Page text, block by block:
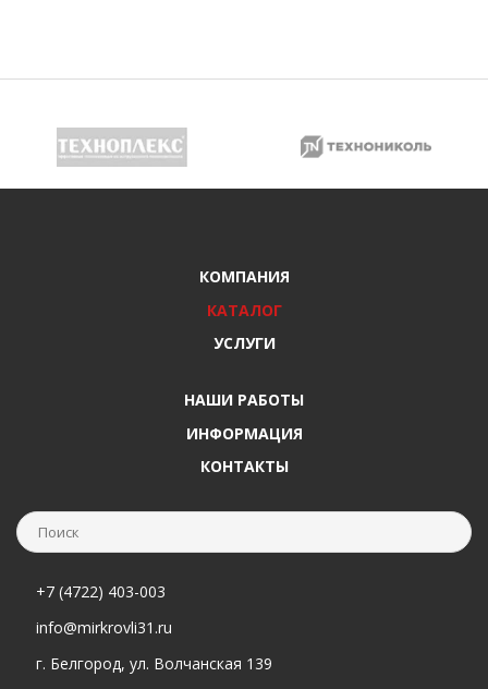
КОМПАНИЯ
КАТАЛОГ
УСЛУГИ
НАШИ РАБОТЫ
ИНФОРМАЦИЯ
КОНТАКТЫ
+7 (4722) 403-003
info@mirkrovli31.ru
г. Белгород, ул. Волчанская 139